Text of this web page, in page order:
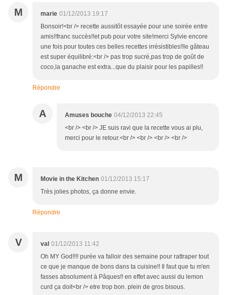
M marie 01/12/2013 19:17
Bonsoir!<br /> recette aussitôt essayée pour une soirée entre
amis!!franc succès!!et pub pour votre site!merci Sylvie encore
une fois pour toutes ces belles recettes irrésistibles!!le gâteau
est super équilibré:<br /> pas trop sucré,pas trop de goût de
coco,la ganache est extra...que du plaisir pour les papilles!!
Répondre
A Amuses bouche 04/12/2013 22:45
<br /> <br /> JE suis ravi que la recette vous ai plu,
merci pour le retour.<br /> <br /> <br /> <br />
M Movie in the Kitchen 01/12/2013 15:17
Très jolies photos, ça donne envie.
Répondre
V val 01/12/2013 11:42
Oh MY God!!!! purée va falloir des semaine pour rattraper tout
ce que je manque de bons dans ta cuisine!! Il faut que tu m'en
fasses absolument à Pâques!! en effet avec aussi du lemon
curd ça doit<br /> etre trop bon. plein de gros bisous.